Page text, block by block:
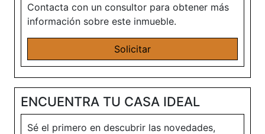
Contacta con un consultor para obtener más
información sobre este inmueble.
Solicitar
ENCUENTRA TU CASA IDEAL
Sé el primero en descubrir las novedades,